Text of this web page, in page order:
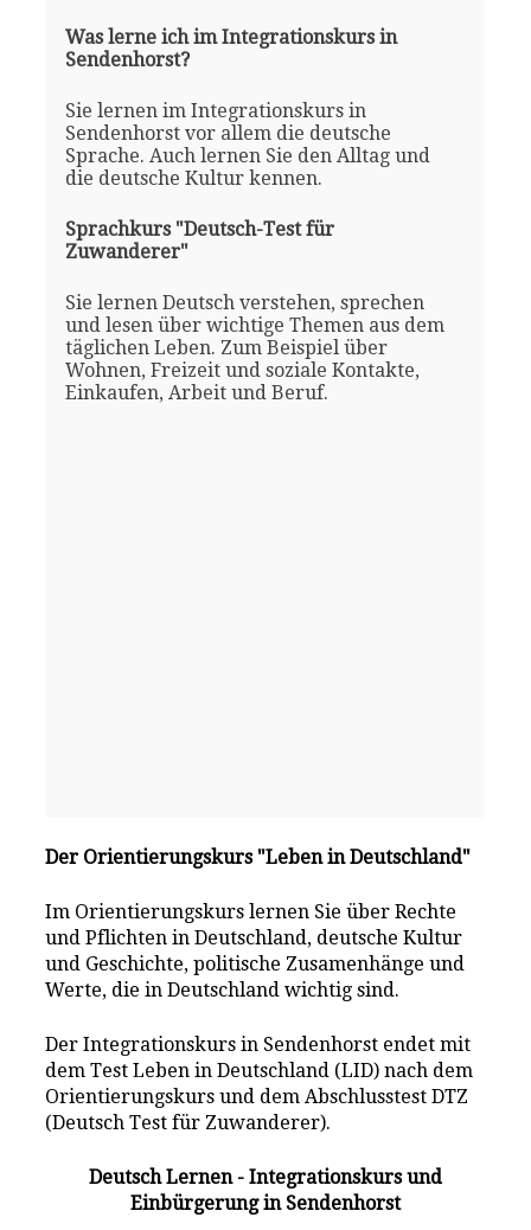
Was lerne ich im Integrationskurs in
Sendenhorst?
Sie lernen im Integrationskurs in
Sendenhorst vor allem die deutsche
Sprache. Auch lernen Sie den Alltag und
die deutsche Kultur kennen.
Sprachkurs "Deutsch-Test für
Zuwanderer"
Sie lernen Deutsch verstehen, sprechen
und lesen über wichtige Themen aus dem
täglichen Leben. Zum Beispiel über
Wohnen, Freizeit und soziale Kontakte,
Einkaufen, Arbeit und Beruf.
Der Orientierungskurs "Leben in Deutschland"
Im Orientierungskurs lernen Sie über Rechte
und Pflichten in Deutschland, deutsche Kultur
und Geschichte, politische Zusamenhänge und
Werte, die in Deutschland wichtig sind.
Der Integrationskurs in Sendenhorst endet mit
dem Test Leben in Deutschland (LID) nach dem
Orientierungskurs und dem Abschlusstest DTZ
(Deutsch Test für Zuwanderer).
Deutsch Lernen - Integrationskurs und
Einbürgerung in Sendenhorst